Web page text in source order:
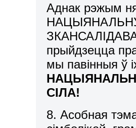
Аднак рэжым
прыйдзецца
мы павінныя ў
СІЛА!
8. Асобная